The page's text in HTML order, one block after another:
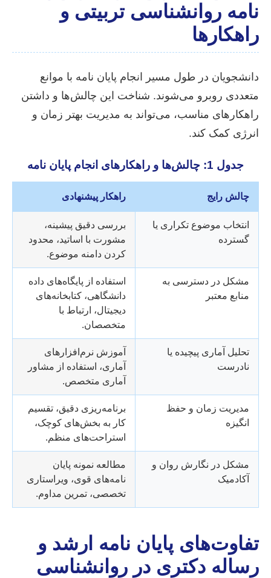
نامه روانشناسی تربیتی و
راهکارها
دانشجویان در طول مسیر انجام پایان نامه با موانع
متعددی روبرو می‌شوند. شناخت این چالش‌ها و داشتن
راهکارهای مناسب، می‌تواند به مدیریت بهتر زمان و
انرژی کمک کند.
جدول 1: چالش‌ها و راهکارهای انجام پایان نامه
چالش رایج راهکار پیشنهادی
انتخاب موضوع تکراری یا
گسترده
بررسی دقیق پیشینه،
مشورت با اساتید، محدود
کردن دامنه موضوع.
مشکل در دسترسی به
منابع معتبر
استفاده از پایگاه‌های داده
دانشگاهی، کتابخانه‌های
دیجیتال، ارتباط با
متخصصان.
تحلیل آماری پیچیده یا
نادرست
آموزش نرم‌افزارهای
آماری، استفاده از مشاور
آماری متخصص.
مدیریت زمان و حفظ
انگیزه
برنامه‌ریزی دقیق، تقسیم
کار به بخش‌های کوچک،
استراحت‌های منظم.
مشکل در نگارش روان و
آکادمیک
مطالعه نمونه پایان
نامه‌های قوی، ویراستاری
تخصصی، تمرین مداوم.
تفاوت‌های پایان نامه ارشد و
رساله دکتری در روانشناسی